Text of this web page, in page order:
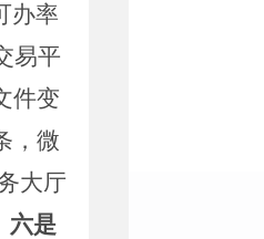
办率
易平
件变
，微
大厅
六是